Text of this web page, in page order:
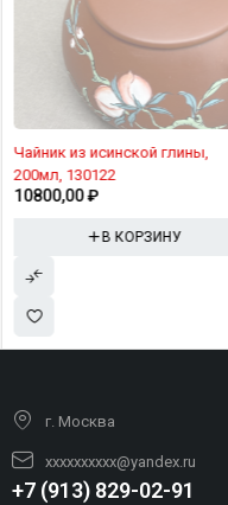
Чайник из исинской глины,
200мл, 130122
10800,00₽
В КОРЗИНУ
г. Москва
xxxxxxxxxx@yandex.ru
+7 (913) 829-02-91